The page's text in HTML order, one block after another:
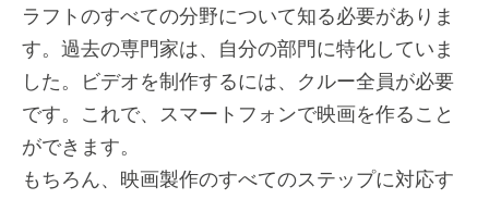
ラフトのすべての分野について知る必要がありま
す。過去の専門家は、自分の部門に特化していま
した。ビデオを制作するには、クルー全員が必要
です。これで、スマートフォンで映画を作ること
ができます。
もちろん、映画製作のすべてのステップに対応す